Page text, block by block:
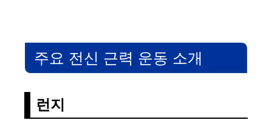
주요 전신 근력 운동 소개
런지